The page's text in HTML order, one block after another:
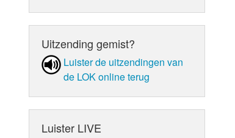
Uitzending gemist?
Luister de uit­zen­din­gen van
de LOK online terug
Luister LIVE